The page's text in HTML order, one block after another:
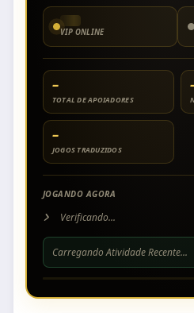
VIP ONLINE
–
TOTAL DE APOIADORES
–
JOGOS TRADUZIDOS
JOGANDO AGORA
Verificando...
Carregando Atividade Recente...